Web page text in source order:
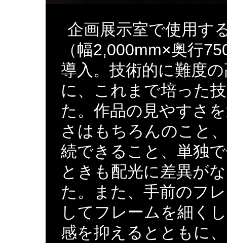
企画展示室で使用す
（幅2,000mm×奥行
導入。技術的に難度
に、これまで培った
た。作品の見やすさ
さはもちろんのこと
続できること、単独
ときも配光に差異が
た。また、手前のフ
してフレームを細く
感を抑えるとともに